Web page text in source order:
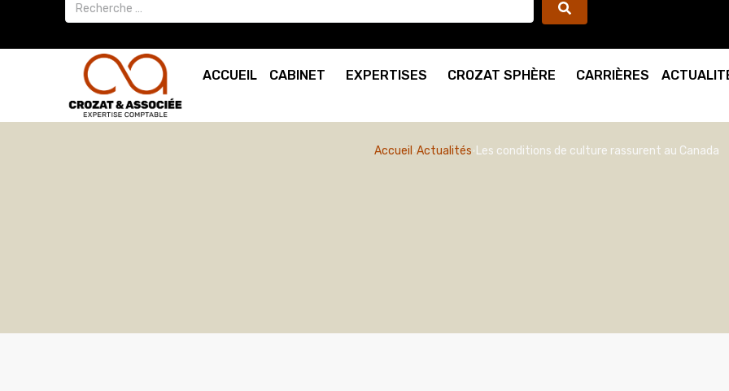
ACCUEIL CABINET EXPERTISES CROZAT SPHÈRE CARRIÈRES
Accueil Actualités Les conditions de culture rassurent au Canada